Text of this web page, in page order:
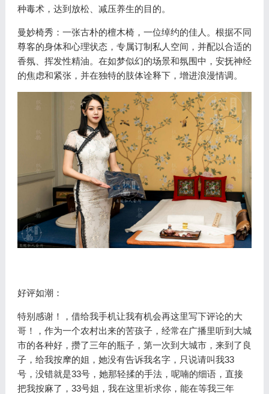
种毒术，达到放松、减压养生的目的。
曼妙椅秀：一张古朴的檀木椅，一位绰约的佳人。根据不同
尊客的身体和心理状态，专属订制私人空间，并配以合适的
香氛、挥发性精油。在如梦似幻的场景和氛围中，安抚神经
的焦虑和紧张，并在独特的肢体诠释下，增进浪漫情调。
好评如潮：
特别感谢！，借给我手机让我有机会再这里写下评论的大
哥！，作为一个农村出来的苦孩子，经常在广播里听到大城
市的各种好，攒了三年的瓶子，第一次到大城市，来到了良
子，给我按摩的姐，她没有告诉我名字，只说请叫我33
号，没错就是33号，她那轻揉的手法，呢喃的细语，直接
把我按麻了，33号姐，我在这里祈求你，能在等我三年